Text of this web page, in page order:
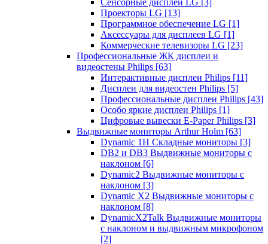
Сенсорные дисплеи LG [3]
Проекторы LG [13]
Программное обеспечение LG [1]
Аксессуары для дисплеев LG [1]
Коммерческие телевизоры LG [23]
Профессиональные ЖК дисплеи и
видеостены Philips [63]
Интерактивные дисплеи Philips [11]
Дисплеи для видеостен Philips [5]
Профессиональные дисплеи Philips [43]
Особо яркие дисплеи Philips [1]
Цифровые вывески E-Paper Philips [3]
Выдвижные мониторы Arthur Holm [63]
Dynamic 1Н Складные мониторы [3]
DB2 и DB3 Выдвижные мониторы с
наклоном [6]
Dynamic2 Выдвижные мониторы с
наклоном [3]
Dynamic X2 Выдвижные мониторы с
наклоном [8]
DynamicX2Talk Выдвижные мониторы
с наклоном и выдвижным микрофоном
[2]